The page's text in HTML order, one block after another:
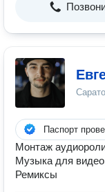
Паспорт
Монтаж
Музыка для
Ремиксы